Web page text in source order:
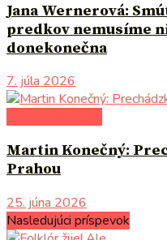
Jana Wernerová:
predkov nemusíme
donekonečna
7. júla 2026
Martin Konečný:
Prahou
25. júna 2026
Nasledujúci príspevok